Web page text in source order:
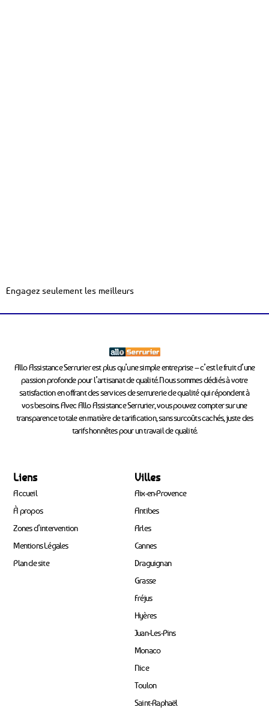
Engagez seulement les meilleurs
Allo Assistance Serrurier est plus qu’une simple entreprise – c’est le fruit d’une
passion profonde pour l’artisanat de qualité. Nous sommes dédiés à votre
satisfaction en offrant des services de serrurerie de qualité qui répondent à
vos besoins. Avec Allo Assistance Serrurier, vous pouvez compter sur une
transparence totale en matière de tarification, sans surcoûts cachés, juste des
tarifs honnêtes pour un travail de qualité.
Liens
Accueil
À propos
Zones d’intervention
Mentions Légales
Plan de site
Villes
Aix-en-Provence
Antibes
Arles
Cannes
Draguignan
Grasse
Fréjus
Hyères
Juan-Les-Pins
Monaco
Nice
Toulon
Saint-Raphaël